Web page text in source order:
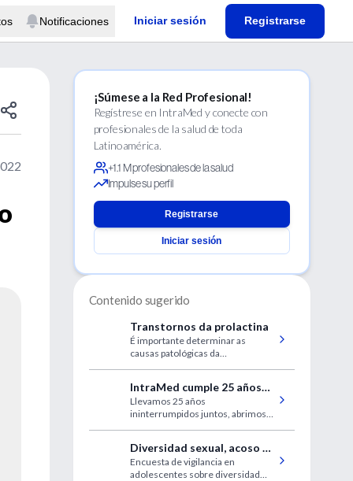
Notificaciones Iniciar sesión Registrarse
¡Súmese a la Red Profesional!
Regístrese en IntraMed y conecte con
profesionales de la salud de toda
Latinoamérica.
+1.1 M profesionales de la salud
Impulse su perfil
Registrarse
Iniciar sesión
Contenido sugerido
Transtornos da prolactina
É importante determinar as
causas patológicas da
IntraMed cumple 25 años
junto a usted
Llevamos 25 años
ininterrumpidos juntos, abrimos
larga relación de afecto y saberes
compartidos.
Diversidad sexual, acoso y
depresión en adolescentes
Encuesta de vigilancia en
adolescentes sobre diversidad